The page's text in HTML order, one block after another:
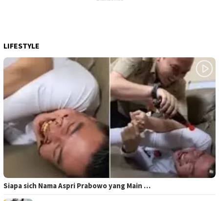
LIFESTYLE
Siapa sich Nama Aspri Prabowo yang Main …